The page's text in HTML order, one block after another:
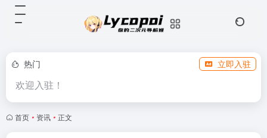
热门 立即入驻
欢迎入驻！
首页 • 资讯 • 正文